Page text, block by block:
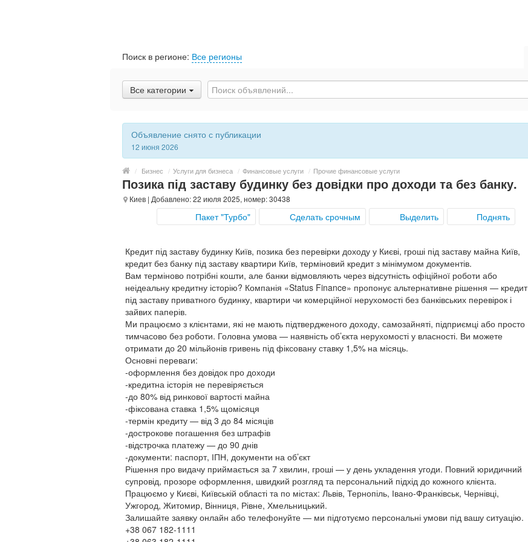
Поиск в регионе: Все регионы
Все категории
Объявление снято с публикации
12 июня 2026
/ Бизнес / Услуги для бизнеса / Финансовые услуги / Прочие финансовые услуги
Позика під заставу будинку без довідки про доходи та без банку.
Киев | Добавлено: 22 июля 2025, номер: 30438
Пакет "Турбо" Сделать срочным Выделить Поднять
Кредит під заставу будинку Київ, позика без перевірки доходу у Києві, гроші під заставу майна Київ,
кредит без банку під заставу квартири Київ, терміновий кредит з мінімумом документів.
Вам терміново потрібні кошти, але банки відмовляють через відсутність офіційної роботи або
неідеальну кредитну історію? Компанія «Status Finance» пропонує альтернативне рішення — кредит
під заставу приватного будинку, квартири чи комерційної нерухомості без банківських перевірок і
зайвих паперів.
Ми працюємо з клієнтами, які не мають підтвердженого доходу, самозайняті, підприємці або просто
тимчасово без роботи. Головна умова — наявність об’єкта нерухомості у власності. Ви можете
отримати до 20 мільйонів гривень під фіксовану ставку 1,5% на місяць.
Основні переваги:
-оформлення без довідок про доходи
-кредитна історія не перевіряється
-до 80% від ринкової вартості майна
-фіксована ставка 1,5% щомісяця
-термін кредиту — від 3 до 84 місяців
-дострокове погашення без штрафів
-відстрочка платежу — до 90 днів
-документи: паспорт, ІПН, документи на об’єкт
Рішення про видачу приймається за 7 хвилин, гроші — у день укладення угоди. Повний юридичний
супровід, прозоре оформлення, швидкий розгляд та персональний підхід до кожного клієнта.
Працюємо у Києві, Київській області та по містах: Львів, Тернопіль, Івано-Франківськ, Чернівці,
Ужгород, Житомир, Вінниця, Рівне, Хмельницький.
Залишайте заявку онлайн або телефонуйте — ми підготуємо персональні умови під вашу ситуацію.
+38 067 182-1111